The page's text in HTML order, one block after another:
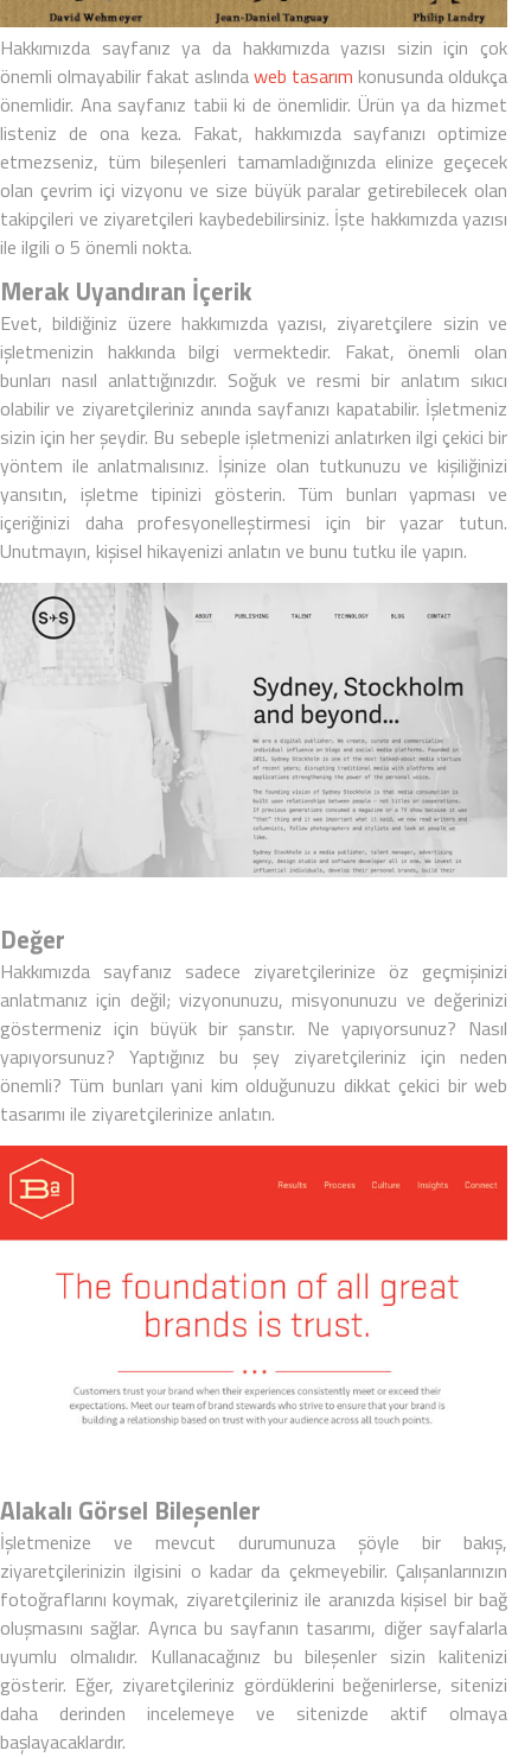
Hakkımızda sayfanız ya da hakkımızda yazısı sizin için çok
önemli olmayabilir fakat aslındaweb tasarım konusunda oldukça
önemlidir. Ana sayfanız tabii ki de önemlidir. Ürün ya da hizmet
listeniz de ona keza. Fakat, hakkımızda sayfanızı optimize
etmezseniz, tüm bileşenleri tamamladığınızda elinize geçecek
olan çevrim içi vizyonu ve size büyük paralar getirebilecek olan
takipçileri ve ziyaretçileri kaybedebilirsiniz. İşte hakkımızda yazısı
ile ilgili o 5 önemli nokta.
Merak Uyandıran İçerik
Evet, bildiğiniz üzere hakkımızda yazısı, ziyaretçilere sizin ve
işletmenizin hakkında bilgi vermektedir. Fakat, önemli olan
bunları nasıl anlattığınızdır. Soğuk ve resmi bir anlatım sıkıcı
olabilir ve ziyaretçileriniz anında sayfanızı kapatabilir. İşletmeniz
sizin için her şeydir. Bu sebeple işletmenizi anlatırken ilgi çekici bir
yöntem ile anlatmalısınız. İşinize olan tutkunuzu ve kişiliğinizi
yansıtın, işletme tipinizi gösterin. Tüm bunları yapması ve
içeriğinizi daha profesyonelleştirmesi için bir yazar tutun.
Unutmayın, kişisel hikayenizi anlatın ve bunu tutku ile yapın.
Değer
Hakkımızda sayfanız sadece ziyaretçilerinize öz geçmişinizi
anlatmanız için değil; vizyonunuzu, misyonunuzu ve değerinizi
göstermeniz için büyük bir şanstır. Ne yapıyorsunuz? Nasıl
yapıyorsunuz? Yaptığınız bu şey ziyaretçileriniz için neden
önemli? Tüm bunları yani kim olduğunuzu dikkat çekici bir web
tasarımı ile ziyaretçilerinize anlatın.
Alakalı Görsel Bileşenler
İşletmenize ve mevcut durumunuza şöyle bir bakış,
ziyaretçilerinizin ilgisini o kadar da çekmeyebilir. Çalışanlarınızın
fotoğraflarını koymak, ziyaretçileriniz ile aranızda kişisel bir bağ
oluşmasını sağlar. Ayrıca bu sayfanın tasarımı, diğer sayfalarla
uyumlu olmalıdır. Kullanacağınız bu bileşenler sizin kalitenizi
gösterir. Eğer, ziyaretçileriniz gördüklerini beğenirlerse, sitenizi
daha derinden incelemeye ve sitenizde aktif olmaya
başlayacaklardır.